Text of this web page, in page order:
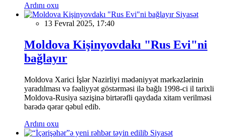
Ardını oxu
Siyasət
13 Fevral 2025, 17:40
Moldova Kişinyovdakı "Rus Evi"ni
bağlayır
Moldova Xarici İşlər Nazirliyi mədəniyyət mərkəzlərinin
yaradılması və fəaliyyət göstərməsi ilə bağlı 1998-ci il tarixli
Moldova-Rusiya sazişinə birtərəfli qaydada xitam verilməsi
barədə qərar qəbul edib.
Ardını oxu
Siyasət